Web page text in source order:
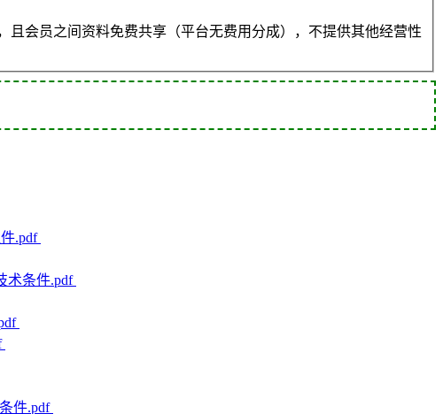
会员之间资料免费共享（平台无费用分成），不提供其他经营性
.pdf
术条件.pdf
件.pdf